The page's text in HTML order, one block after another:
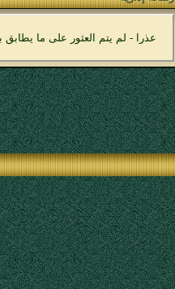
عذرا - لم يتم العثور على ما